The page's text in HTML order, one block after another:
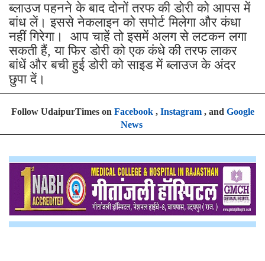
ब्लाउज पहनने के बाद दोनों तरफ की डोरी को आपस में
बांध लें। इससे नेकलाइन को सपोर्ट मिलेगा और कंधा
नहीं गिरेगा। आप चाहें तो इसमें अलग से लटकन लगा
सकती हैं, या फिर डोरी को एक कंधे की तरफ लाकर
बांधें और बची हुई डोरी को साइड में ब्लाउज के अंदर
छुपा दें।
Follow UdaipurTimes on Facebook, Instagram, and Google
News